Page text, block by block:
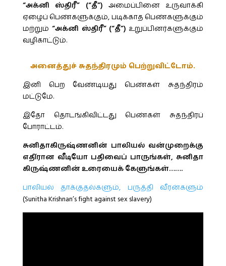
“அக்னி ஸ்திரீ” (“தீ”) அமைப்பினை உருவாக்கி
ஏழைப் பெண்களுக்கும், படிக்காத பெண்களுக்கும்
மற்றும் “அக்னி ஸ்திரீ” (“தீ”) உறுப்பினர்களுக்கும்
வழிகாட்டும்.
அனைத்துச் சுதந்திரமும் பெற்றுவிட்டோம்.
இனி பெற வேண்டியது பெண்கள் சுதந்திரம்
மட்டுமே.
இதோ தொடங்கிவிட்டது பெண்கள் சுதந்திரப்
போராட்டம்.
சுனிதாகிருஷ்ணனின் பாலியல் வன்முறைக்கு
எதி்ரான வீடியோ பதிவைப் பாருங்கள், சுனிதா
கிருஷ்ணனின் உரையைக் கேளுங்கள்…….
பாலியல் தாக்குதல்களும், பருத்தி வீரன்களும்
(Sunitha Krishnan’s fight against sex slavery)